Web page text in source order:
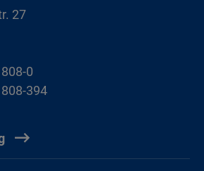
27
0
394